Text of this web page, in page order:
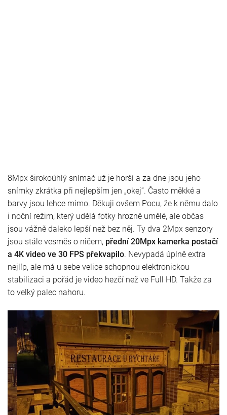
8Mpx širokoúhlý snímač už je horší a za dne jsou jeho
snímky zkrátka při nejlepším jen „okej“. Často měkké a
barvy jsou lehce mimo. Děkuji ovšem Pocu, že k němu dalo
i noční režim, který udělá fotky hrozně umělé, ale občas
jsou vážně daleko lepší než bez něj. Ty dva 2Mpx senzory
jsou stále vesměs o ničem, přední 20Mpx kamerka postačí
a 4K video ve 30 FPS překvapilo. Nevypadá úplně extra
nejlíp, ale má u sebe velice schopnou elektronickou
stabilizaci a pořád je video hezčí než ve Full HD. Takže za
to velký palec nahoru.